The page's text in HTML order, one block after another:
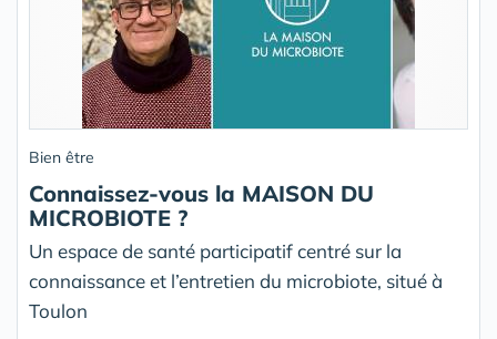
Bien être
Connaissez-vous la MAISON DU
MICROBIOTE ?
Un espace de santé participatif centré sur la
connaissance et l’entretien du microbiote, situé à
Toulon